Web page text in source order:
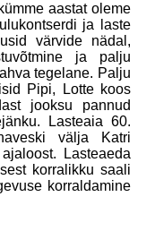
aastat oleme
ja laste
värvide nädal,
ja palju
tegelane. Palju
Pipi, Lotte koos
jooksu pannud
Lasteaia 60.
välja Katri
Lasteaeda
korralikku saali
korraldamine